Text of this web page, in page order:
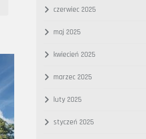
czerwiec 2025
maj 2025
kwiecień 2025
marzec 2025
luty 2025
styczeń 2025